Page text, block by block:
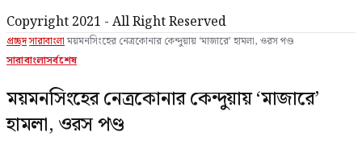
Copyright 2021 - All Right Reserved
প্রচ্ছদসারাবাংলাময়মনসিংহের নেত্রকোনার কেন্দুয়ায় ‘মাজারে’ হামলা, ওরস পণ্ড
সারাবাংলাসর্বশেষ
ময়মনসিংহের নেত্রকোনার কেন্দুয়ায় ‘মাজারে’
হামলা, ওরস পণ্ড